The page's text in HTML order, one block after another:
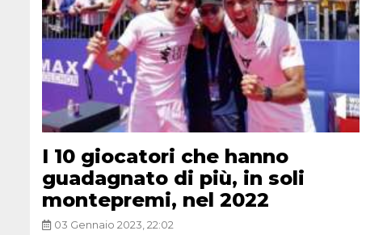
I 10 giocatori che hanno
guadagnato di più, in soli
montepremi, nel 2022
03 Gennaio 2023, 22:02